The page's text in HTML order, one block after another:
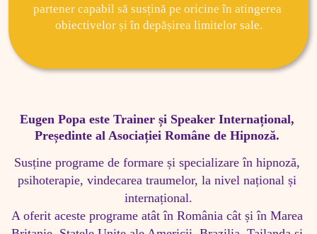
partener capabil să susțină pe oricine în atingerea
obiectivelor și în depășirea limitelor sale.
Eugen Popa este Trainer și Speaker Internațional,
Președinte al Asociației Române de Hipnoză.
Susține programe de formare și specializare în hipnoză,
psihoterapie, vindecarea traumelor, la nivel național și
internațional.
A oferit aceste programe atât în România cât și în Marea